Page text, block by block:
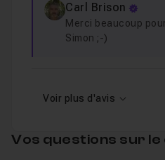
Carl Brison
Merci beaucoup
Simon ;-)
Voir plus d'avis
Vos questions sur